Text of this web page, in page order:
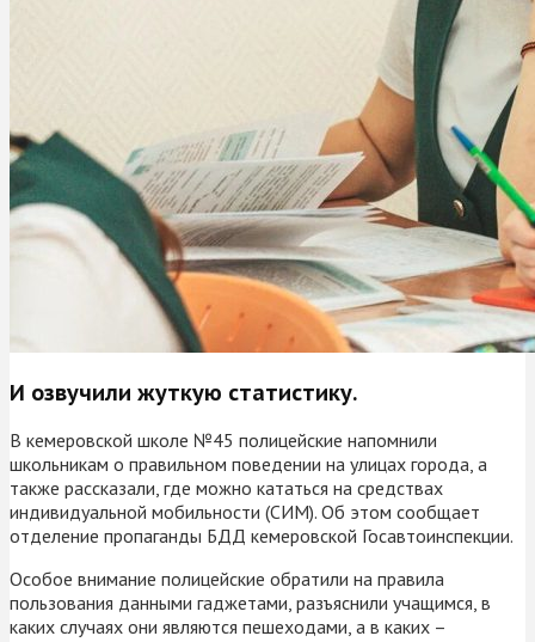
И озвучили жуткую статистику.
В кемеровской школе №45 полицейские напомнили
школьникам о правильном поведении на улицах города, а
также рассказали, где можно кататься на средствах
индивидуальной мобильности (СИМ). Об этом сообщает
отделение пропаганды БДД кемеровской Госавтоинспекции.
Особое внимание полицейские обратили на правила
пользования данными гаджетами, разъяснили учащимся, в
каких случаях они являются пешеходами, а в каких –